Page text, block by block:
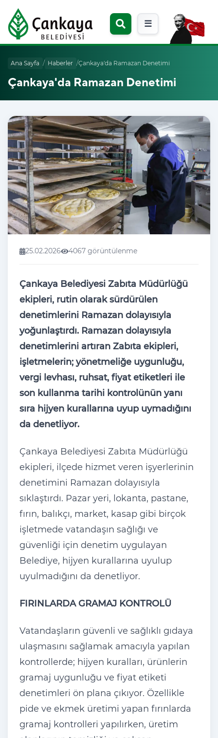
☰
Ana Sayfa / Haberler /Çankaya'da Ramazan Denetimi
Çankaya'da Ramazan Denetimi
25.02.2026 4067 görüntülenme
Çankaya Belediyesi Zabıta Müdürlüğü
ekipleri, rutin olarak sürdürülen
denetimlerini Ramazan dolayısıyla
yoğunlaştırdı. Ramazan dolayısıyla
denetimlerini artıran Zabıta ekipleri,
işletmelerin; yönetmeliğe uygunluğu,
vergi levhası, ruhsat, fiyat etiketleri ile
son kullanma tarihi kontrolünün yanı
sıra hijyen kurallarına uyup uymadığını
da denetliyor.
Çankaya Belediyesi Zabıta Müdürlüğü
ekipleri, ilçede hizmet veren işyerlerinin
denetimini Ramazan dolayısıyla
sıklaştırdı. Pazar yeri, lokanta, pastane,
fırın, balıkçı, market, kasap gibi birçok
işletmede vatandaşın sağlığı ve
güvenliği için denetim uygulayan
Belediye, hijyen kurallarına uyulup
uyulmadığını da denetliyor.
FIRINLARDA GRAMAJ KONTROLÜ
Vatandaşların güvenli ve sağlıklı gıdaya
ulaşmasını sağlamak amacıyla yapılan
kontrollerde; hijyen kuralları, ürünlerin
gramaj uygunluğu ve fiyat etiketi
denetimleri ön plana çıkıyor. Özellikle
pide ve ekmek üretimi yapan fırınlarda
gramaj kontrolleri yapılırken, üretim